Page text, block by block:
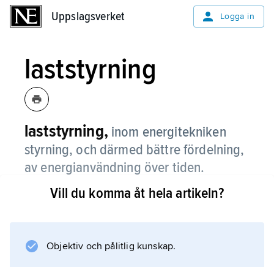
Uppslagsverket Logga in
laststyrning
laststyrning, inom energitekniken
styrning, och därmed bättre fördelning,
av energianvändning över tiden.
Vanligtvis avses elektrisk energi. I Sverige är
Produktionskostnaderna för el av olika
Vill du komma åt hela artikeln?
Objektiv och pålitlig kunskap.